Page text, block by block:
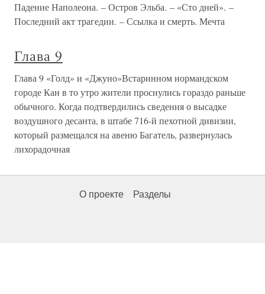
Падение Наполеона. – Остров Эльба. – «Сто дней». –
Последний акт трагедии. – Ссылка и смерть. Мечта
Глава 9
Глава 9 «Голд» и «Джуно»Встаринном нормандском
городе Кан в то утро жители проснулись гораздо раньше
обычного. Когда подтвердились сведения о высадке
воздушного десанта, в штабе 716-й пехотной дивизии,
который размещался на авеню Багатель, развернулась
лихорадочная
О проекте Разделы